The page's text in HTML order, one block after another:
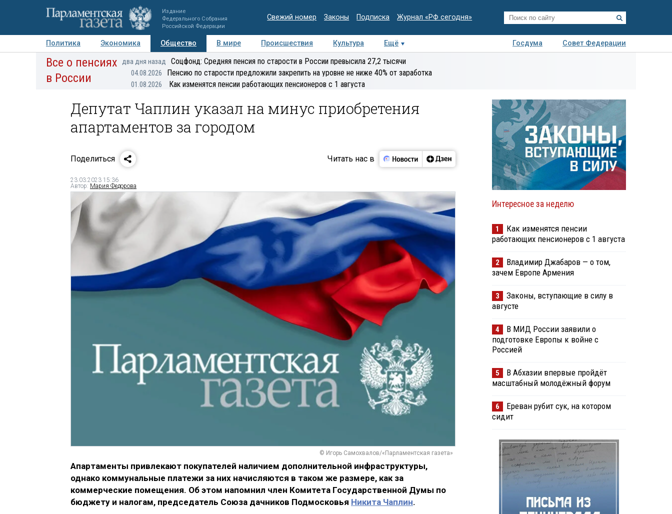
Издание
Федерального Собрания
Российской Федерации
Свежий номер Законы Подписка Журнал «РФ сегодня»
Политика Экономика Общество В мире Происшествия Культура Ещё Госдума
Совет Федерации
Авторы Персоны Мнения Регионы Медиацентр Интервью Колумнисты
Все о пенсиях
в России
два дня назад Соцфонд: Средняя пенсия по старости в России превысила 27,2 тысячи
04.08.2026 Пенсию по старости предложили закрепить на уровне не ниже 40% от заработка
01.08.2026 Как изменятся пенсии работающих пенсионеров с 1 августа
Депутат Чаплин указал на минус приобретения
апартаментов за городом
Поделиться Читать нас в
23.03.2023 15:36
Автор: Мария Федорова
© Игорь Самохвалов/«Парламентская газета»
Апартаменты привлекают покупателей наличием дополнительной инфраструктуры,
однако коммунальные платежи за них начисляются в таком же размере, как за
коммерческие помещения. Об этом напомнил член Комитета Государственной Думы по
бюджету и налогам, председатель Союза дачников Подмосковья Никита Чаплин.
Интересное за неделю
1
Как изменятся пенсии
работающих пенсионеров с 1 августа
2
Владимир Джабаров — о том,
зачем Европе Армения
3
Законы, вступающие в силу в
августе
4
В МИД России заявили о
подготовке Европы к войне с
Россией
5
В Абхазии впервые пройдёт
масштабный молодёжный форум
6
Ереван рубит сук, на котором
сидит